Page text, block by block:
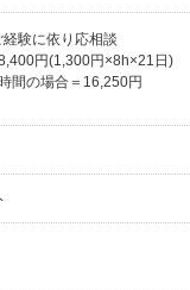
験に依り応相談
円(1,300円×8h×21日)
間の場合＝16,250円